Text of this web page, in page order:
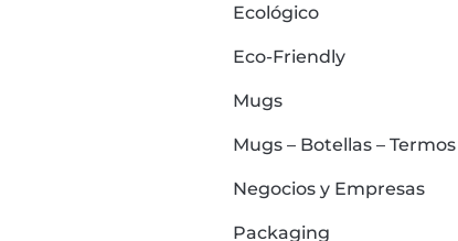
Ecológico
Eco-Friendly
Mugs
Mugs – Botellas – Termos
Negocios y Empresas
Packaging